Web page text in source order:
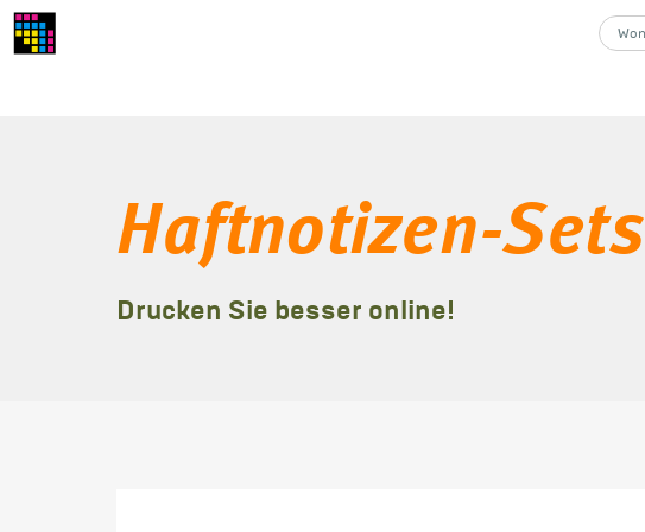
Haftnotizen-Sets
Drucken Sie besser online!